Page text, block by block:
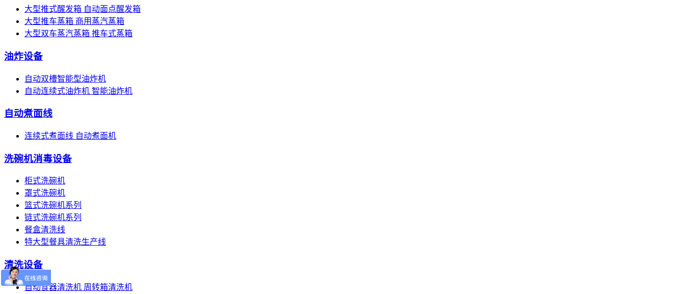
大型推式醒发箱 自动面点醒发箱
大型推车蒸箱 商用蒸汽蒸箱
大型双车蒸汽蒸箱 推车式蒸箱
油炸设备
自动双槽智能型油炸机
自动连续式油炸机 智能油炸机
自动煮面线
连续式煮面线 自动煮面机
洗碗机消毒设备
柜式洗碗机
罩式洗碗机
篮式洗碗机系列
链式洗碗机系列
餐盒清洗线
特大型餐具清洗生产线
清洗设备
自动食器清洗机 周转箱清洗机